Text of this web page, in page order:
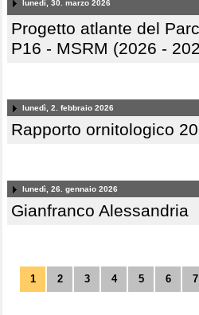
lunedì, 30. marzo 2026
Progetto atlante del
P16 - MSRM (2026 -
lunedì, 2. febbraio 2026
Rapporto ornitologico
lunedì, 26. gennaio 2026
Gianfranco Alessandria
1 2 3 4 5 6 7